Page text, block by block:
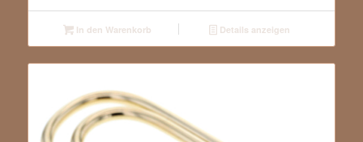
war:
1.800,00 €
ist:
1.450,00 €.
In den Warenkorb Details anzeigen